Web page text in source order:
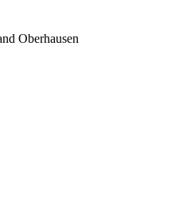
Oberhausen